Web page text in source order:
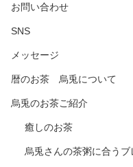
お問い合わせ
SNS
メッセージ
暦のお茶 烏兎について
烏兎のお茶ご紹介
癒しのお茶
烏兎さんの茶粥に合う